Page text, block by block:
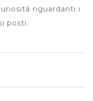
riguardanti i
posti.